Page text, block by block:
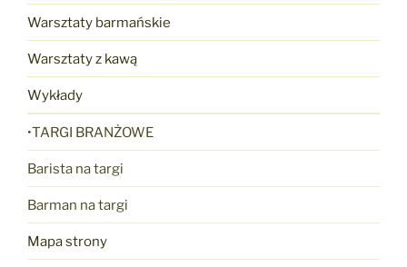
Warsztaty barmańskie
Warsztaty z kawą
Wykłady
•TARGI BRANŻOWE
Barista na targi
Barman na targi
Mapa strony